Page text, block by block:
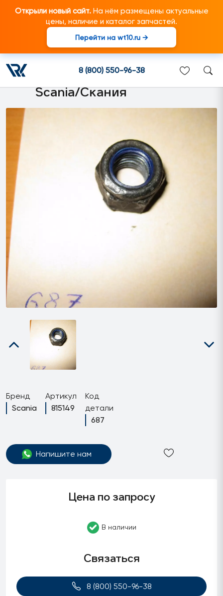
Открыли новый сайт.На нём размещены актуальные
цены, наличие и каталог запчастей.
Перейти на wt10.ru →
8 (800) 550-96-38
815149 Гайка M14
самоконтрящаяся подходит
для грузовиков марки
Scania/Скания
Бренд
Scania
Артикул
815149
Код
детали
687
Напишите нам
Цена по запросу
В наличии
Связаться
8 (800) 550-96-38